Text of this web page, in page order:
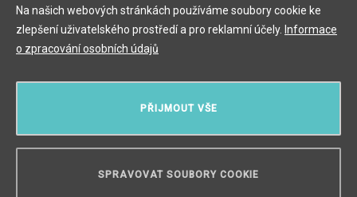
Odhlášení z newsletteru
Myslíková 245/3, 110 00 Praha 1
PŘIJMOUT VŠE
SPRAVOVAT SOUBORY COOKIE
Na našich webových stránkách používáme soubory cookie ke
zlepšení uživatelského prostředí a pro reklamní účely. Informace
o zpracování osobních údajů